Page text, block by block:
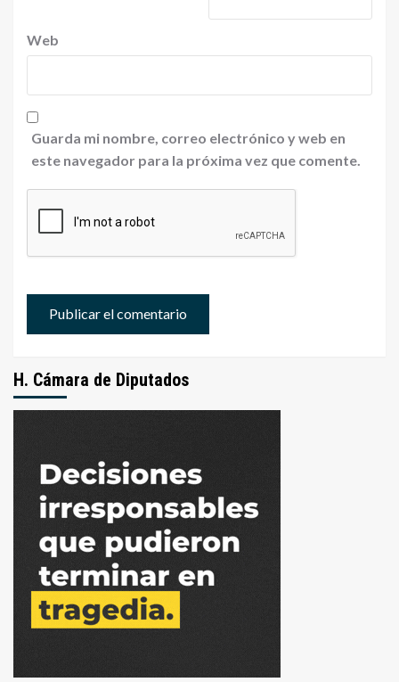
Web
Guarda mi nombre, correo electrónico y web en
este navegador para la próxima vez que comente.
H. Cámara de Diputados